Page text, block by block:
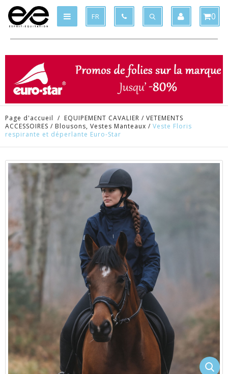
FR 0
Page d'accueil / EQUIPEMENT CAVALIER / VETEMENTS
ACCESSOIRES / Blousons, Vestes Manteaux / Veste Floris
respirante et déperlante Euro-Star
Produit ajouté au panier x
Produit supprimé du panier x